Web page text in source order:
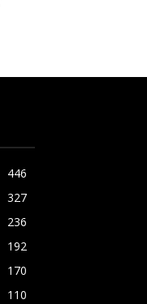
446
327
236
192
170
110